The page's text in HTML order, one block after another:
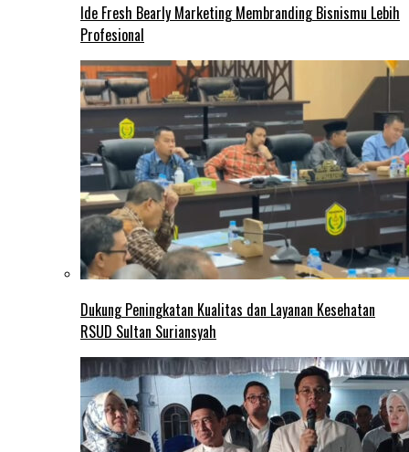
Ide Fresh Bearly Marketing Membranding Bisnismu Lebih
Profesional
Dukung Peningkatan Kualitas dan Layanan Kesehatan
RSUD Sultan Suriansyah